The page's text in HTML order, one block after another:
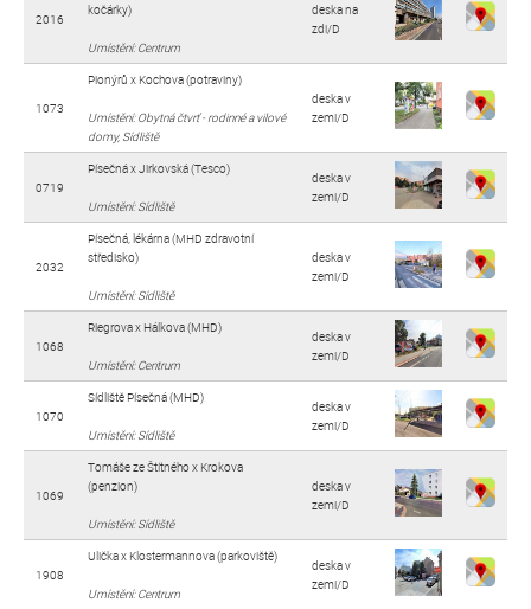
2016
kočárky)
Umístění: Centrum
deska na
zdi/D
1073
Pionýrů x Kochova (potraviny)
Umístění: Obytná čtvrť - rodinné a vilové
domy, Sídliště
deska v
zemi/D
0719
Písečná x Jirkovská (Tesco)
Umístění: Sídliště
deska v
zemi/D
2032
Písečná, lékárna (MHD zdravotní
středisko)
Umístění: Sídliště
deska v
zemi/D
1068
Riegrova x Hálkova (MHD)
Umístění: Centrum
deska v
zemi/D
1070
Sídliště Písečná (MHD)
Umístění: Sídliště
deska v
zemi/D
1069
Tomáše ze Štítného x Krokova
(penzion)
Umístění: Sídliště
deska v
zemi/D
1908
Ulička x Klostermannova (parkoviště)
Umístění: Centrum
deska v
zemi/D